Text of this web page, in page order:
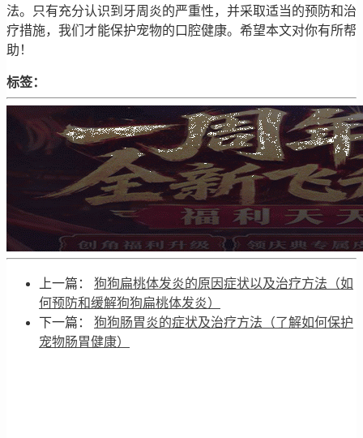
法。只有充分认识到牙周炎的严重性，并采取适当的预防和治
疗措施，我们才能保护宠物的口腔健康。希望本文对你有所帮
助！
标签：
上一篇： 狗狗扁桃体发炎的原因症状以及治疗方法（如
何预防和缓解狗狗扁桃体发炎）
下一篇： 狗狗肠胃炎的症状及治疗方法（了解如何保护
宠物肠胃健康）